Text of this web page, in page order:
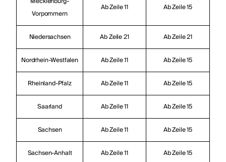
Vorpommern
Ab Zeile 11 Ab Zeile 15
Niedersachsen Ab Zeile 21 Ab Zeile 21
Nordrhein-Westfalen Ab Zeile 11 Ab Zeile 15
Rheinland-Pfalz Ab Zeile 11 Ab Zeile 15
Saarland Ab Zeile 11 Ab Zeile 15
Sachsen Ab Zeile 11 Ab Zeile 15
Sachsen-Anhalt Ab Zeile 11 Ab Zeile 15